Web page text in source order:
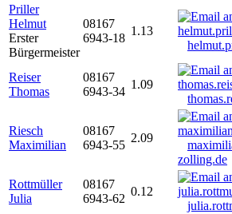
Priller
Helmut
Erster
Bürgermeister
08167
6943-18
1.13
Reiser
Thomas
08167
6943-34
1.09
Riesch
Maximilian
08167
6943-55
2.09
zolling.de
Rottmüller
Julia
08167
6943-62
0.12